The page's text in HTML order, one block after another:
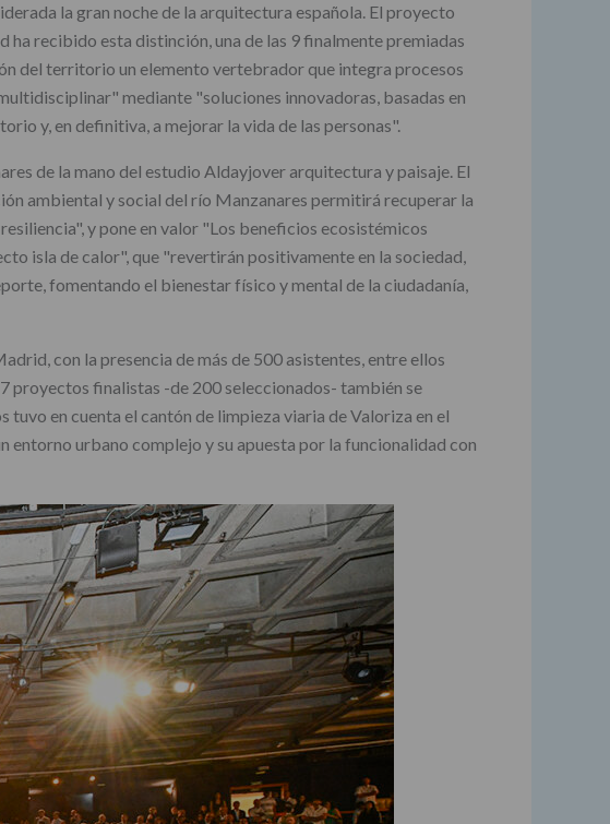
la gran noche de la arquitectura española. El proyecto
recibido esta distinción, una de las 9 finalmente premiadas
del territorio un elemento vertebrador que integra procesos
mediante "soluciones innovadoras, basadas en
y, en definitiva, a mejorar la vida de las personas".
de la mano del estudio Aldayjover arquitectura y paisaje. El
ambiental y social del río Manzanares permitirá recuperar la
y pone en valor "Los beneficios ecosistémicos
isla de calor", que "revertirán positivamente en la sociedad,
fomentando el bienestar físico y mental de la ciudadanía,
con la presencia de más de 500 asistentes, entre ellos
proyectos finalistas -de 200 seleccionados- también se
en cuenta el cantón de limpieza viaria de Valoriza en el
urbano complejo y su apuesta por la funcionalidad con